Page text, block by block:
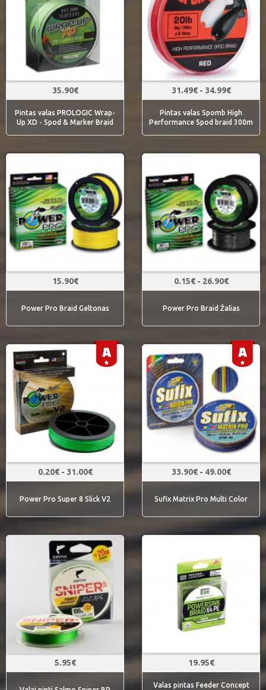
35.90€
Pintas valas PROLOGIC Wrap-
Up XD - Spod & Marker Braid
31.49€ - 34.99€
Pintas valas Spomb High
Performance Spod braid 300m
15.90€
Power Pro Braid Geltonas
0.15€ - 26.90€
Power Pro Braid Žalias
0.20€ - 31.00€
Power Pro Super 8 Slick V2
33.90€ - 49.00€
Sufix Matrix Pro Multi Color
5.95€ 19.95€
Valas pintas Feeder Concept